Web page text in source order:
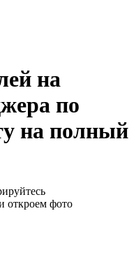
на
по
на полный
откроем фото